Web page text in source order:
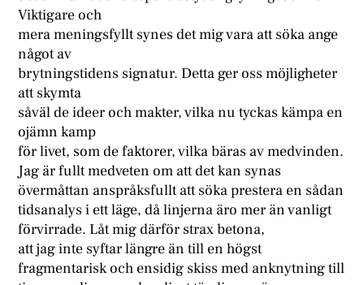
Viktigare och
mera meningsfyllt synes det mig vara att söka ange
något av
brytningstidens signatur. Detta ger oss möjligheter
att skymta
såväl de ideer och makter, vilka nu tyckas kämpa en
ojämn kamp
för livet, som de faktorer, vilka bäras av medvinden.
Jag är fullt medveten om att det kan synas
övermåttan anspråksfullt att söka prestera en sådan
tidsanalys i ett läge, då linjerna äro mer än vanligt
förvirrade. Låt mig därför strax betona,
att jag inte syftar längre än till en högst
fragmentarisk och ensidig skiss med anknytning till